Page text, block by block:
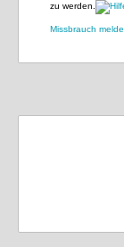
zu werden.
Missbrauch